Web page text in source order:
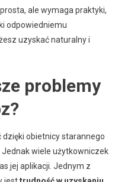
ale wymaga praktyki,
odpowiedniemu
uzyskać naturalny i
problemy
dzięki obietnicy starannego
wiele użytkowniczek
jej aplikacji. Jednym z